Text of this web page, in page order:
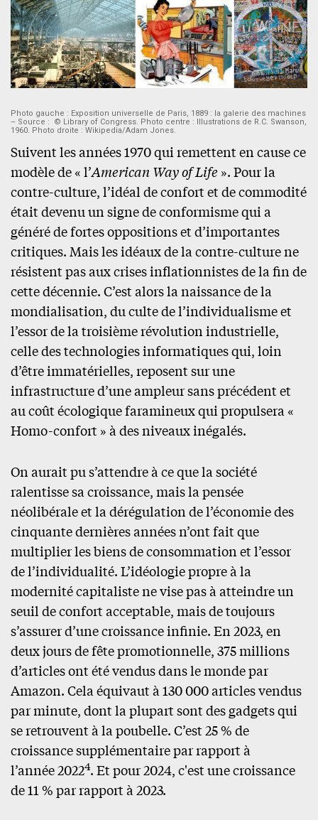
Photo gauche : Exposition universelle de Paris, 1889 : la galerie des machines
– Source : © Library of Congress. Photo centre : Illustrations de R.C. Swanson,
1960. Photo droite : Wikipedia/Adam Jones.
Suivent les années 1970 qui remettent en cause ce
modèle de « l’American Way of Life ». Pour la
contre-culture, l’idéal de confort et de commodité
était devenu un signe de conformisme qui a
généré de fortes oppositions et d’importantes
critiques. Mais les idéaux de la contre-culture ne
résistent pas aux crises inflationnistes de la fin de
cette décennie. C’est alors la naissance de la
mondialisation, du culte de l’individualisme et
l’essor de la troisième révolution industrielle,
celle des technologies informatiques qui, loin
d’être immatérielles, reposent sur une
infrastructure d’une ampleur sans précédent et
au coût écologique faramineux qui propulsera «
Homo-confort » à des niveaux inégalés.
On aurait pu s’attendre à ce que la société
ralentisse sa croissance, mais la pensée
néolibérale et la dérégulation de l’économie des
cinquante dernières années n’ont fait que
multiplier les biens de consommation et l’essor
de l’individualité. L’idéologie propre à la
modernité capitaliste ne vise pas à atteindre un
seuil de confort acceptable, mais de toujours
s’assurer d’une croissance infinie. En 2023, en
deux jours de fête promotionnelle, 375 millions
d’articles ont été vendus dans le monde par
Amazon. Cela équivaut à 130 000 articles vendus
par minute, dont la plupart sont des gadgets qui
se retrouvent à la poubelle. C’est 25 % de
croissance supplémentaire par rapport à
l’année 20224. Et pour 2024, c'est une croissance
de 11 % par rapport à 2023.